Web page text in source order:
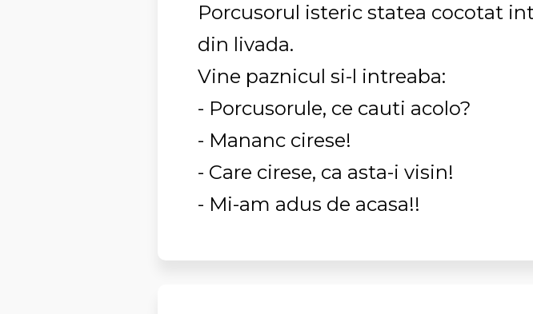
Porcusorul isteric statea cocotat
din livada.
Vine paznicul si-l intreaba:
- Porcusorule, ce cauti acolo?
- Mananc cirese!
- Care cirese, ca asta-i visin!
- Mi-am adus de acasa!!